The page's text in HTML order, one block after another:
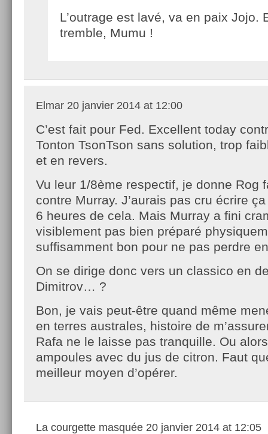
L’outrage est lavé, va en paix Jojo.
tremble, Mumu !
Elmar 20 janvier 2014 at 12:00
C’est fait pour Fed. Excellent today
Tonton TsonTson sans solution, trop
et en revers.
Vu leur 1/8ème respectif, je donne Rog
contre Murray. J’aurais pas cru écrire
6 heures de cela. Mais Murray a fini
visiblement pas bien préparé
suffisamment bon pour ne pas perdre
On se dirige donc vers un classico en
Dimitrov… ?
Bon, je vais peut-être quand même
en terres australes, histoire de
Rafa ne le laisse pas tranquille. Ou
ampoules avec du jus de citron. Faut
meilleur moyen d’opérer.
La courgette masquée 20 janvier 2014 at 12:05